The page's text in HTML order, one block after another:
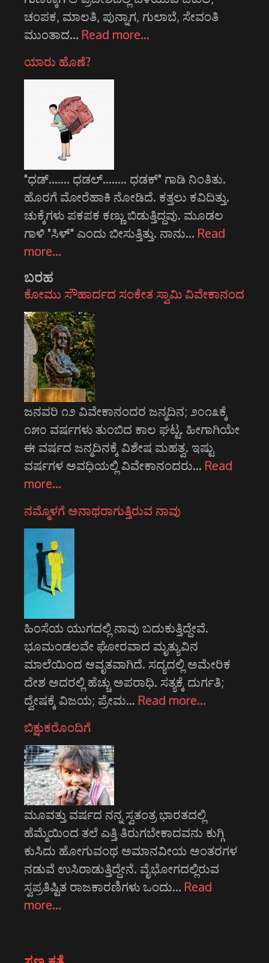
ಚಂಪಕ, ಮಾಲತಿ, ಪುನ್ನಾಗ, ಗುಲಾಬೆ, ಸೇವಂತಿ
ಮುಂತಾದ… Read more…
ಯಾರು ಹೊಣೆ?
"ಧಡ್....... ಧಡಲ್........ ಧಡಕ್" ಗಾಡಿ ನಿಂತಿತು.
ಹೊರಗೆ ಮೋರೆಹಾಕಿ ನೋಡಿದೆ. ಕತ್ತಲು ಕವಿದಿತ್ತು.
ಚುಕ್ಕೆಗಳು ಪಕಪಕ ಕಣ್ಣು ಬಿಡುತ್ತಿದ್ದವು. ಮೂಡಲ
ಗಾಳಿ "ಸಿಳ್" ಎಂದು ಬೀಸುತ್ತಿತ್ತು. ನಾನು… Read
more…
ಬರಹ
ಕೋಮು ಸೌಹಾರ್ದದ ಸಂಕೇತ ಸ್ವಾಮಿ ವಿವೇಕಾನಂದ
ಜನವರಿ ೧೨ ವಿವೇಕಾನಂದರ ಜನ್ಮದಿನ; ೨೦೧೩ಕ್ಕೆ
೧೫೦ ವರ್ಷಗಳು ತುಂಬಿದ ಕಾಲ ಘಟ್ಟ. ಹೀಗಾಗಿಯೇ
ಈ ವರ್ಷದ ಜನ್ಮದಿನಕ್ಕೆ ವಿಶೇಷ ಮಹತ್ವ. ಇಷ್ಟು
ವರ್ಷಗಳ ಅವಧಿಯಲ್ಲಿ ವಿವೇಕಾನಂದರು… Read
more…
ನಮ್ಮೊಳಗೆ ಅನಾಥರಾಗುತ್ತಿರುವ ನಾವು
ಹಿಂಸೆಯ ಯುಗದಲ್ಲಿ ನಾವು ಬದುಕುತ್ತಿದ್ದೇವೆ.
ಭೂಮಂಡಲವೇ ಘೋರವಾದ ಮೃತ್ಯುವಿನ
ಮಾಲೆಯಿಂದ ಆವೃತವಾಗಿದೆ. ಸದ್ಯದಲ್ಲಿ ಅಮೇರಿಕ
ದೇಶ ಅದರಲ್ಲಿ ಹೆಚ್ಚು ಅಪರಾಧಿ. ಸತ್ಯಕ್ಕೆ ದುರ್ಗತಿ;
ದ್ವೇಷಕ್ಕೆ ವಿಜಯ; ಪ್ರೇಮ… Read more…
ಬಿಕ್ಷುಕರೊಂದಿಗೆ
ಮೂವತ್ತು ವರ್ಷದ ನನ್ನ ಸ್ವತಂತ್ರ ಭಾರತದಲ್ಲಿ
ಹೆಮ್ಮೆಯಿಂದ ತಲೆ ಎತ್ತಿ ತಿರುಗಬೇಕಾದವನು ಕುಗ್ಗಿ
ಕುಸಿದು ಹೋಗುವಂಥ ಅಮಾನವೀಯ ಅಂತರಗಳ
ನಡುವೆ ಉಸಿರಾಡುತ್ತಿದ್ದೇನೆ. ವೈಭೋಗದಲ್ಲಿರುವ
ಸ್ವಪ್ರತಿಷ್ಟಿತ ರಾಜಕಾರಣಿಗಳು ಒಂದು… Read
more…